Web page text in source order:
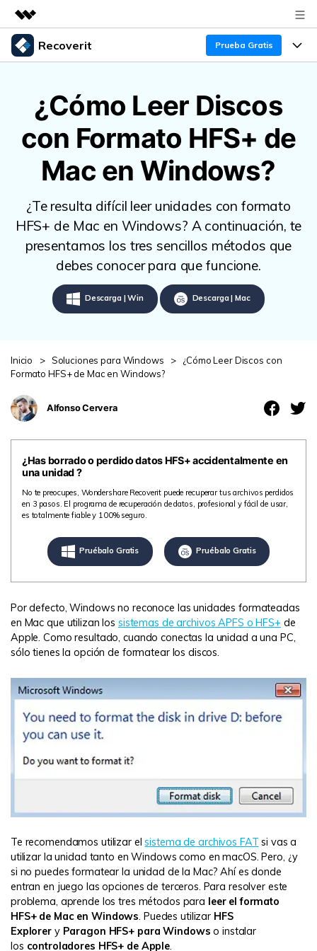
Productos destacados
Resumen
Quiénes somos
Sala de prensa
Soporte
Recoverit Prueba Gratis
Recoverit para Windows
Líder en recuperación para Windows
Pruébalo Gratis
Recoverit para Mac
Recupera datos ilimitados del sistema Mac
Pruébalo Gratis
Recoverit Gratis
Otros Productos
Repairit - Reparar Datos
Funciones
Recuperar de Unidades
Recuperar Medios Borrados
Soluciones de Recuperación Exclusivas
Recuperar Documentos
Recursos
Experto en Recuperación de Datos
Historias de Clientes
Temas Destacados
Guía
DESCARGAR Sign In
¿Cómo Leer Discos
con Formato HFS+ de
Mac en Windows?
¿Te resulta difícil leer unidades con formato
HFS+ de Mac en Windows? A continuación, te
presentamos los tres sencillos métodos que
debes conocer para que funcione.
Descarga | Win Descarga | Mac
Inicio > Soluciones para Windows >
¿Cómo Leer Discos con
Formato HFS+ de Mac en Windows?
Alfonso Cervera
¿Has borrado o perdido datos HFS+ accidentalmente en
una unidad ?
No te preocupes, Wondershare Recoverit puede recuperar tus archivos perdidos
en 3 pasos. El programa de recuperación de datos, profesional y fácil de usar,
es totalmente fiable y 100% seguro.
Pruébalo Gratis Pruébalo Gratis
Por defecto, Windows no reconoce las unidades formateadas
en Mac que utilizan los sistemas de archivos APFS o HFS+ de
Apple. Como resultado, cuando conectas la unidad a una PC,
sólo tienes la opción de formatear los discos.
Te recomendamos utilizar el sistema de archivos FAT si vas a
utilizar la unidad tanto en Windows como en macOS. Pero, ¿y
si no puedes formatear la unidad de la Mac? Ahí es donde
entran en juego las opciones de terceros. Para resolver este
problema, aprende los tres métodos para leer el formato
HFS+ de Mac en Windows. Puedes utilizar HFS
Explorer y Paragon HFS+ para Windows o instalar
los controladores HFS+ de Apple.